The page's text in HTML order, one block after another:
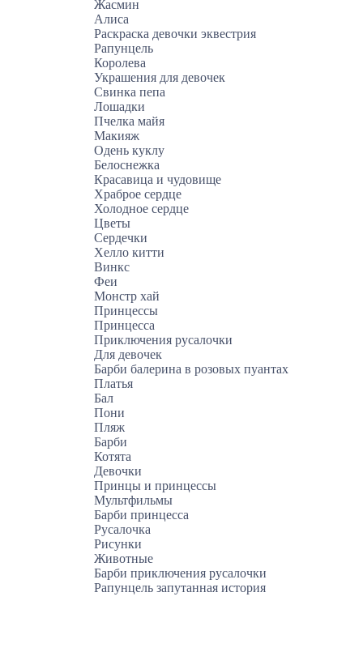
Жасмин
Алиса
Раскраска девочки эквестрия
Рапунцель
Королева
Украшения для девочек
Свинка пепа
Лошадки
Пчелка майя
Макияж
Одень куклу
Белоснежка
Красавица и чудовище
Храброе сердце
Холодное сердце
Цветы
Сердечки
Хелло китти
Винкс
Феи
Монстр хай
Принцессы
Принцесса
Приключения русалочки
Для девочек
Барби балерина в розовых пуантах
Платья
Бал
Пони
Пляж
Барби
Котята
Девочки
Принцы и принцессы
Мультфильмы
Барби принцесса
Русалочка
Рисунки
Животные
Барби приключения русалочки
Рапунцель запутанная история